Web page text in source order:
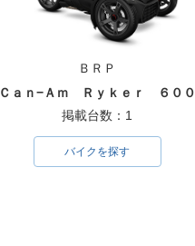
ＢＲＰ
Ｃａｎ−Ａｍ Ｒｙｋｅｒ ６００
掲載台数：1
バイクを探す